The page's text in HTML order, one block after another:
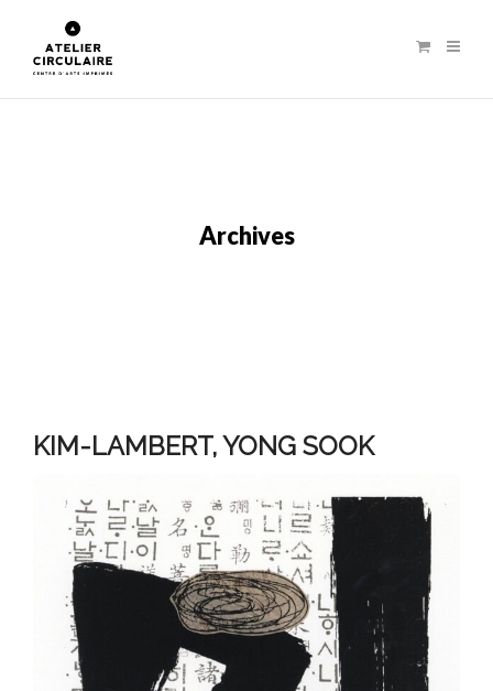
Archives
KIM-LAMBERT, YONG SOOK